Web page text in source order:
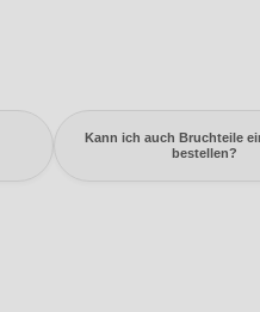
Kann ich auch Bruchteile
bestellen?